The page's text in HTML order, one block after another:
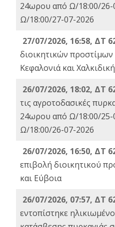
24ωρου από Ω/18:00/26-
Ω/18:00/27-07-2026
27/07/2026, 16:58, ΔΤ
διοικητικών
Κεφαλονιά και Χαλκιδική
26/07/2026, 18:02, ΔΤ
τις αγροτοδασικές
24ωρου από Ω/18:00/25-
Ω/18:00/26-07-2026
26/07/2026, 16:50, ΔΤ
επιβολή διοικητικού
και Εύβοια
26/07/2026, 07:57, ΔΤ
εντοπίστηκε